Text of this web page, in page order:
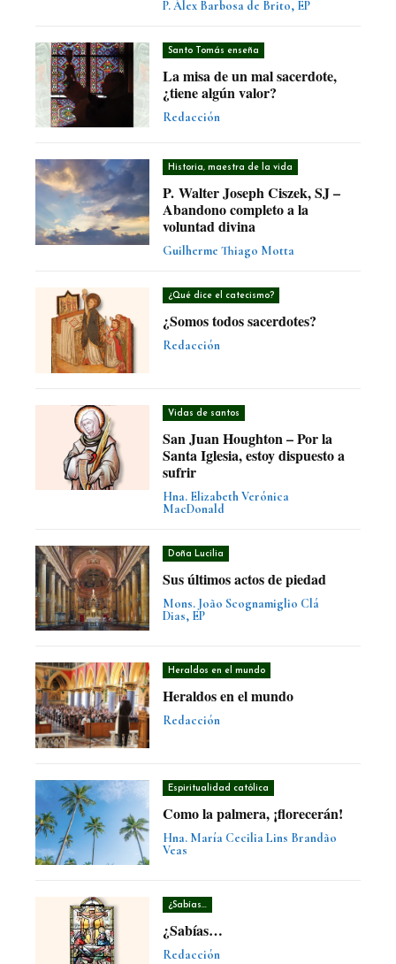
P. Álex Barbosa de Brito, EP
Santo Tomás enseña
La misa de un mal sacerdote,
¿tiene algún valor?
Redacción
Historia, maestra de la vida
P. Walter Joseph Ciszek, SJ –
Abandono completo a la
voluntad divina
Guilherme Thiago Motta
¿Qué dice el catecismo?
¿Somos todos sacerdotes?
Redacción
Vidas de santos
San Juan Houghton – Por la
Santa Iglesia, estoy dispuesto a
sufrir
Hna. Elizabeth Verónica
MacDonald
Doña Lucilia
Sus últimos actos de piedad
Mons. João Scognamiglio Clá
Dias, EP
Heraldos en el mundo
Heraldos en el mundo
Redacción
Espiritualidad católica
Como la palmera, ¡florecerán!
Hna. María Cecilia Lins Brandão
Veas
¿Sabías...
¿Sabías…
Redacción